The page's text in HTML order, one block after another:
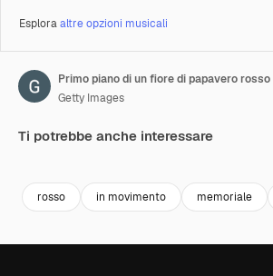
Esploraaltre opzioni musicali
Getty Images
Ti potrebbe anche interessare
rosso in movimento memoriale